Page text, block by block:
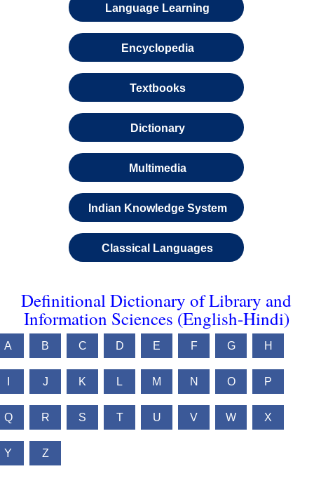
Language Learning
Encyclopedia
Textbooks
Dictionary
Multimedia
Indian Knowledge System
Classical Languages
Definitional Dictionary of Library and
Information Sciences (English-Hindi)
A B C D E F G H
J K L M N O P
Q R S T U V W X
Y Z